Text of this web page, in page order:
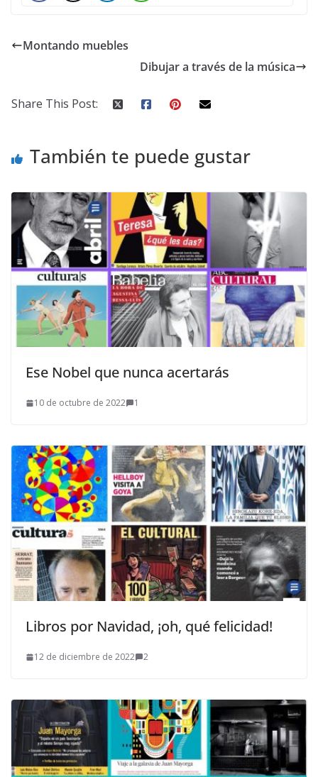
Montando muebles
Dibujar a través de la música
Share This Post:
También te puede gustar
Ese Nobel que nunca acertarás
10 de octubre de 2022 1
Libros por Navidad, ¡oh, qué felicidad!
12 de diciembre de 2022 2